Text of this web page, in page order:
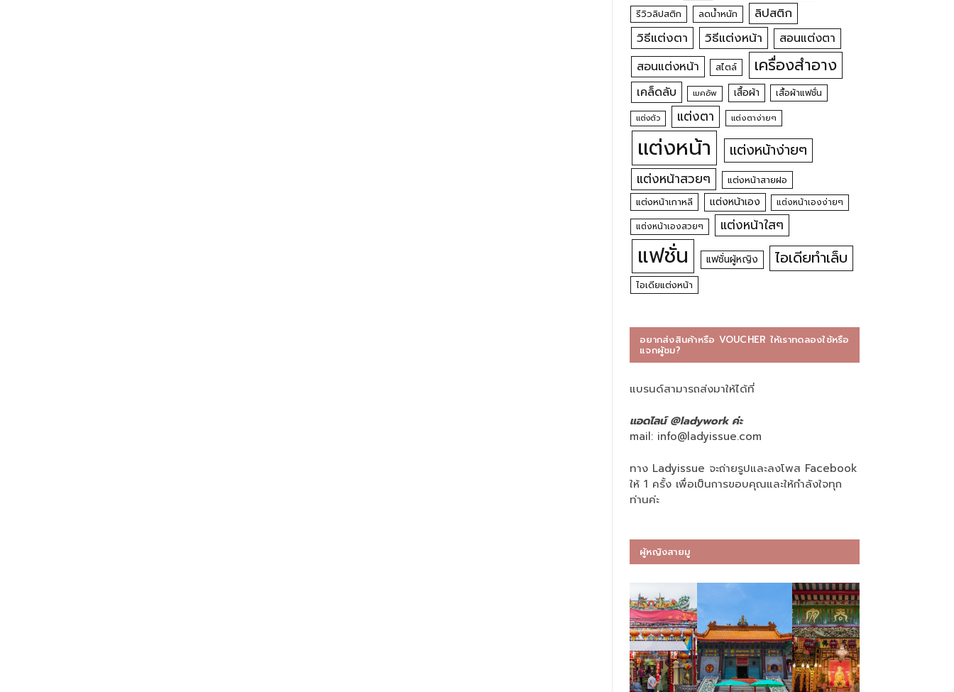
รีวิวลิปสติก ลดน้ำหนัก ลิปสติก
วิธีแต่งตา วิธีแต่งหน้า สอนแต่งตา
สอนแต่งหน้า สไตล์ เครื่องสำอาง
เคล็ดลับ เมคอัพ เสื้อผ้า เสื้อผ้าแฟชั่น
แต่งตัว แต่งตา แต่งตาง่ายๆ
แต่งหน้า แต่งหน้าง่ายๆ
แต่งหน้าสวยๆ
แต่งหน้าสายฝอ
แต่งหน้าเกาหลี
แต่งหน้าเอง
แต่งหน้าเองง่ายๆ
แต่งหน้าเองสวยๆ
แต่งหน้าใสๆ
แฟชั่น แฟชั่นผู้หญิง ไอเดียทำเล็บ
ไอเดียแต่งหน้า
อยากส่งสินค้าหรือ VOUCHER ให้เราทดลองใช้หรือ
แจกผู้ชม?
แบรนด์สามารถส่งมาให้ได้ที่
แอดไลน์ @ladywork ค่ะ
mail: info@ladyissue.com
ทาง Ladyissue จะถ่ายรูปและลงโพส Facebook
ให้ 1 ครั้ง เพื่อเป็นการขอบคุณและให้กำลังใจทุก
ท่านค่ะ
ผู้หญิงสายมู